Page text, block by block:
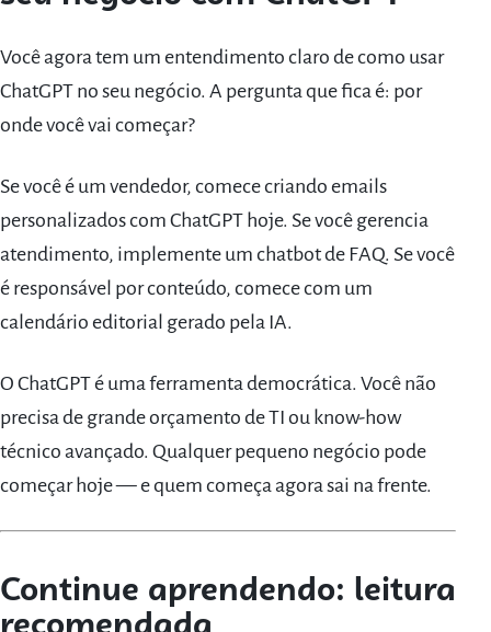
Você agora tem um entendimento claro de como usar
ChatGPT no seu negócio. A pergunta que fica é: por
onde você vai começar?
Se você é um vendedor, comece criando emails
personalizados com ChatGPT hoje. Se você gerencia
atendimento, implemente um chatbot de FAQ. Se você
é responsável por conteúdo, comece com um
calendário editorial gerado pela IA.
O ChatGPT é uma ferramenta democrática. Você não
precisa de grande orçamento de TI ou know-how
técnico avançado. Qualquer pequeno negócio pode
começar hoje — e quem começa agora sai na frente.
Continue aprendendo: leitura